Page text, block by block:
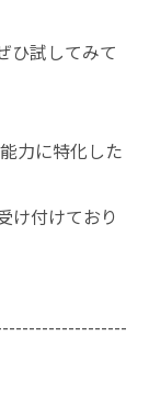
ひ試してみて
力に特化した
け付けており